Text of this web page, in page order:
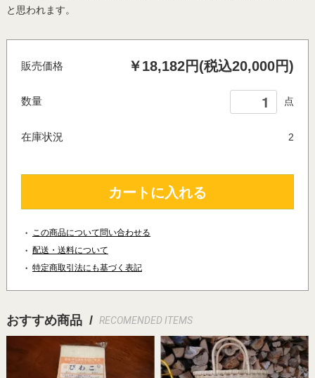
と思われます。
販売価格 ￥18,182円(税込20,000円)
数量 点
在庫状況 2
カートに入れる
この商品について問い合わせる
配送・送料について
特定商取引法にも基づく表記
おすすめ商品 /RECOMENDED ITEMS